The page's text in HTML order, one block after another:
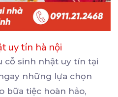
uy tín hà nội
cỗ sinh nhật uy tín tại
những lựa chọn
bữa tiệc hoàn hảo,